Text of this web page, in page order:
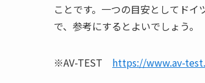
ことです。一つの目安としてドイ
で、参考にするとよいでしょう。
※AV-TEST https://www.av-